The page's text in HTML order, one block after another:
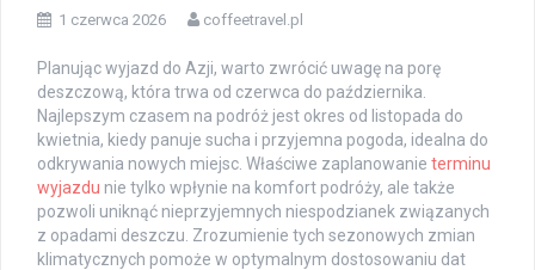
1 czerwca 2026 coffeetravel.pl
Planując wyjazd do Azji, warto zwrócić uwagę na porę
deszczową, która trwa od czerwca do października.
Najlepszym czasem na podróż jest okres od listopada do
kwietnia, kiedy panuje sucha i przyjemna pogoda, idealna do
odkrywania nowych miejsc. Właściwe zaplanowanie terminu
wyjazdu nie tylko wpłynie na komfort podróży, ale także
pozwoli uniknąć nieprzyjemnych niespodzianek związanych
z opadami deszczu. Zrozumienie tych sezonowych zmian
klimatycznych pomoże w optymalnym dostosowaniu dat